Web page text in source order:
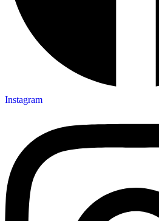
Instagram